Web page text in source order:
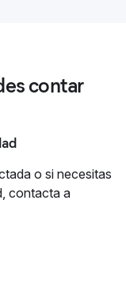
contar
o si necesitas
contacta a